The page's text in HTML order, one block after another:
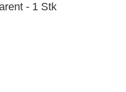
- 1 Stk